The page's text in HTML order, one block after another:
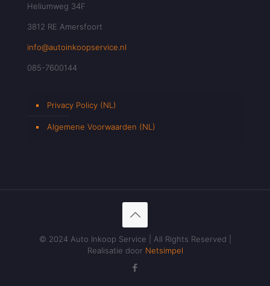
Heliumweg 34F
3812 RE Amersfoort
info@autoinkoopservice.nl
085-7600144
Privacy Policy (NL)
Algemene Voorwaarden (NL)
© 2024 Auto Inkoop Service | All Rights Reserved |
Realisatie door Netsimpel